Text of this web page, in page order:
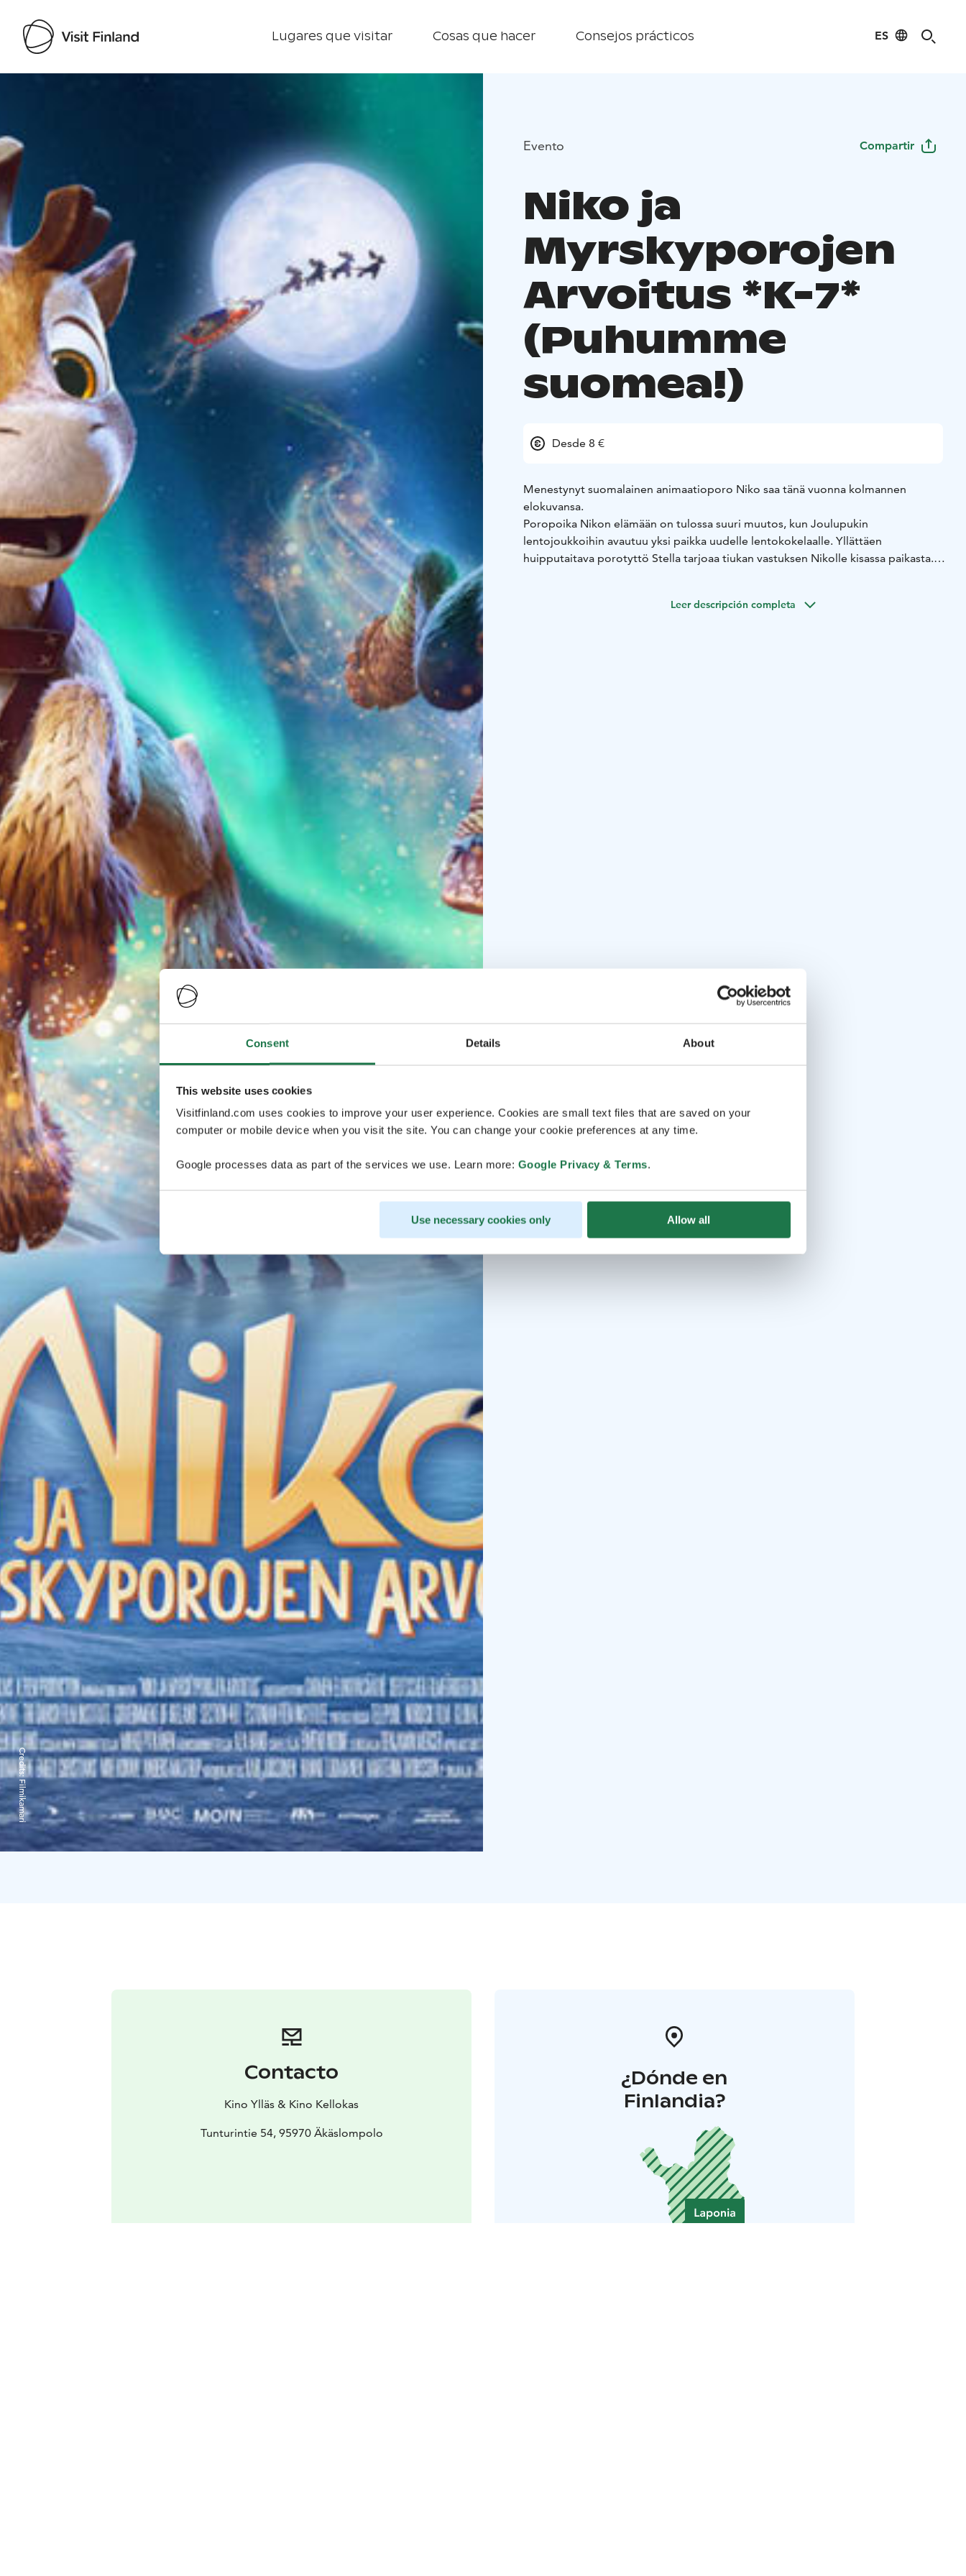
Consent Details About
This website uses cookies
Visitfinland.com uses cookies to improve your user experience. Cookies are small text files that are saved on your
computer or mobile device when you visit the site. You can change your cookie preferences at any time.
Google processes data as part of the services we use. Learn more: Google Privacy & Terms.
Use necessary cookies only Allow all
Lugares que visitar Cosas que hacer Consejos prácticos ES
Visit Finland
Credits:
Filmikamari
Evento Compartir
Niko ja
Myrskyporojen
Arvoitus *K-7*
(Puhumme
suomea!)
Desde 8 €
Menestynyt suomalainen animaatioporo Niko saa tänä vuonna kolmannen
elokuvansa.
Poropoika Nikon elämään on tulossa suuri muutos, kun Joulupukin
lentojoukkoihin avautuu yksi paikka uudelle lentokokelaalle. Yllättäen
huipputaitava porotyttö Stella tarjoaa tiukan vastuksen Nikolle kisassa paikasta.
lähteä etsimään kadonneita yhdessä ystäviensä liito-orava Juliuksen ja lumikko
Leer descripción completa
Contacto
Kino Ylläs & Kino Kellokas
Tunturintie 54, 95970 Äkäslompolo
¿Dónde en
Finlandia?